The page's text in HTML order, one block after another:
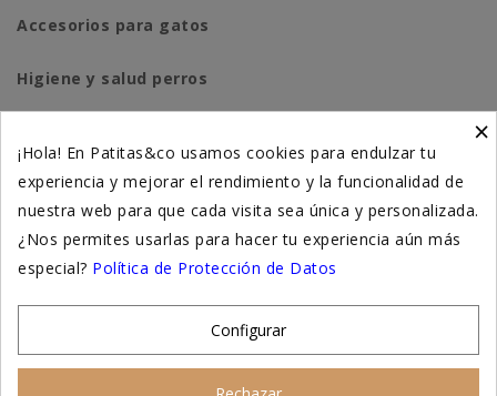
Accesorios para gatos
Higiene y salud perros
Suplementación natural
Otros
×
¡Hola! En Patitas&co usamos cookies para endulzar tu
experiencia y mejorar el rendimiento y la funcionalidad de
nuestra web para que cada visita sea única y personalizada.
¿Nos permites usarlas para hacer tu experiencia aún más
especial? Política de Protección de Datos
Configurar